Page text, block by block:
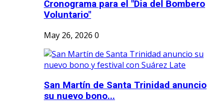
Cronograma para el "Dia del Bombero
Voluntario"
May 26, 2026 0
San Martín de Santa Trinidad anuncio
su nuevo bono...